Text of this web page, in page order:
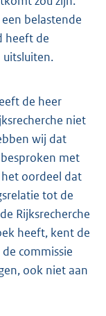
belastende
heeft de
uitsluiten.
de heer
niet
wij dat
met
oordeel dat
tot de
Rijksrecherche
heeft, kent de
commissie
ook niet aan